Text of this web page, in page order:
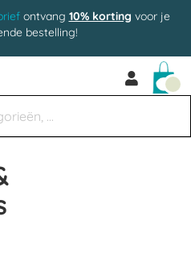
ontvang 10% korting voor je
bestelling!